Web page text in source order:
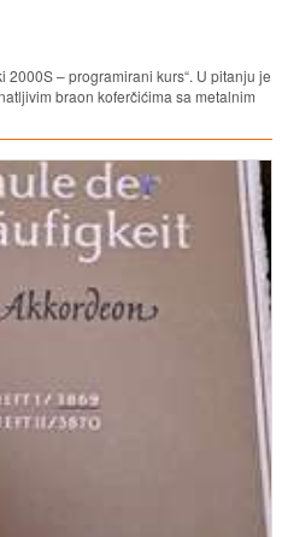
2000S – programirani kurs“. U pitanju je
braon koferčićima sa metalnim